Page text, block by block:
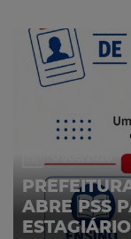
ABRE PSS